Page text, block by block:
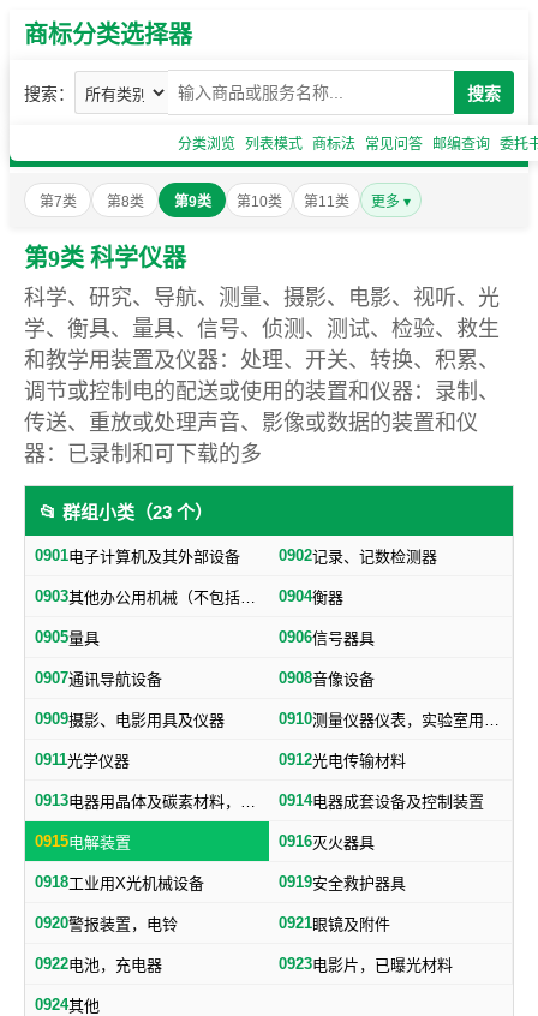
商标分类选择器
搜索： 搜索
分类浏览 列表模式 商标法 常见问答 邮编查询 委托
第7类 第8类 第9类 第10类 第11类 更多 ▾
第9类 科学仪器
科学、研究、导航、测量、摄影、电影、视听、光
学、衡具、量具、信号、侦测、测试、检验、救生
和教学用装置及仪器：处理、开关、转换、积累、
调节或控制电的配送或使用的装置和仪器：录制、
传送、重放或处理声音、影像或数据的装置和仪
器：已录制和可下载的多
📂 群组小类（23 个）
0901电子计算机及其外部设备 0902记录、记数检测器
0903 其他办公用机械（不包括打字机、誉写机、油印机） 0904衡器
0905量具 0906信号器具
0907通讯导航设备 0908音像设备
0909摄影、电影用具及仪器 0910 测量仪器仪表，实验室用器具，电测量仪器，科学仪器
0911光学仪器 0912光电传输材料
0913 电器用晶体及碳素材料，电子、电气通用元件 0914电器成套设备及控制装置
0915电解装置 0916灭火器具
0918工业用X光机械设备 0919安全救护器具
0920警报装置，电铃 0921眼镜及附件
0922电池，充电器 0923电影片，已曝光材料
0924其他